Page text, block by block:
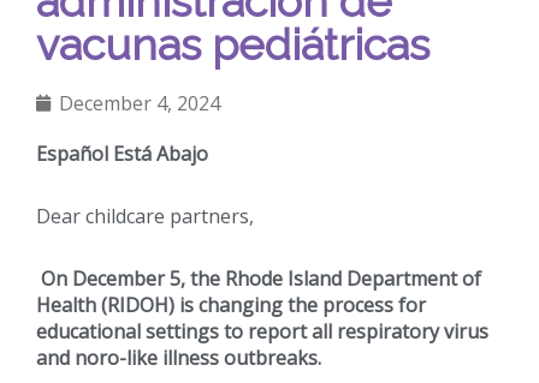
vacunas pediátricas
December 4, 2024
Español Está Abajo
Dear childcare partners,
On December 5,the Rhode Island Department of
Health (RIDOH) is changing the process for
educational settings to report all respiratory virus
and noro-like illness outbreaks.